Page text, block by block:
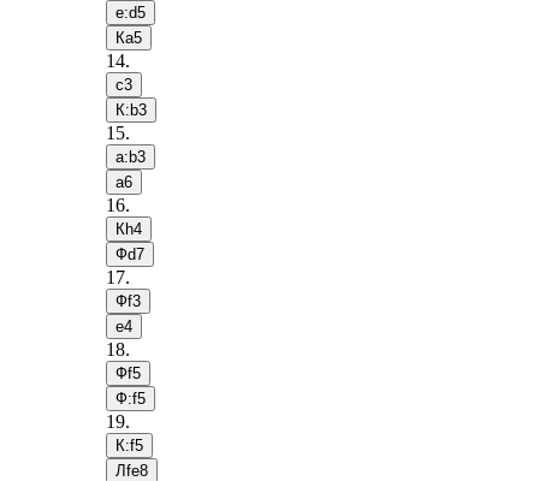
e:d5
Кa5
14.
c3
К:b3
15.
a:b3
a6
16.
Кh4
Фd7
17.
Фf3
e4
18.
Фf5
Ф:f5
19.
К:f5
Лfe8